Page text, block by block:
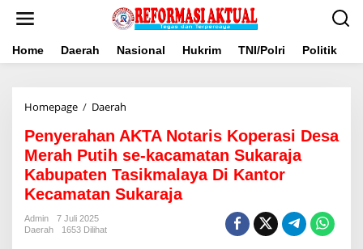
Home Daerah Nasional Hukrim TNI/Polri Politik
Homepage / Daerah
Notaris
Koperasi
Desa
Merah
Putih
Penyerahan AKTA Notaris Koperasi Desa
Merah Putih se-kacamatan Sukaraja
Kabupaten Tasikmalaya Di Kantor
Kecamatan Sukaraja
Admin
7 Juli 2025
Daerah
1653 Dilihat